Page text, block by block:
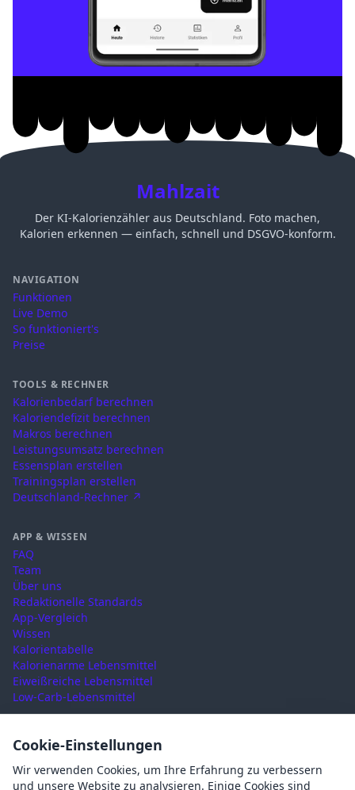
Mahlzait
Der KI-Kalorienzähler aus Deutschland. Foto machen,
Kalorien erkennen — einfach, schnell und DSGVO-konform.
NAVIGATION
Funktionen
Live Demo
So funktioniert's
Preise
TOOLS & RECHNER
Kalorienbedarf berechnen
Kaloriendefizit berechnen
Makros berechnen
Leistungsumsatz berechnen
Essensplan erstellen
Trainingsplan erstellen
Deutschland-Rechner ↗
APP & WISSEN
FAQ
Team
Über uns
Redaktionelle Standards
App-Vergleich
Wissen
Kalorientabelle
Kalorienarme Lebensmittel
Eiweißreiche Lebensmittel
Low-Carb-Lebensmittel
RECHTLICHES
Nutzungsbedingungen
Datenschutz
Impressum
Cookie-Einstellungen
Wir verwenden Cookies, um Ihre Erfahrung zu verbessern
und unsere Website zu analysieren. Einige Cookies sind